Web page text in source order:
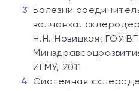
Болезни
волчанка,
Н.Н. Новицкая; ГОУ
ИГМУ, 2011
Системная